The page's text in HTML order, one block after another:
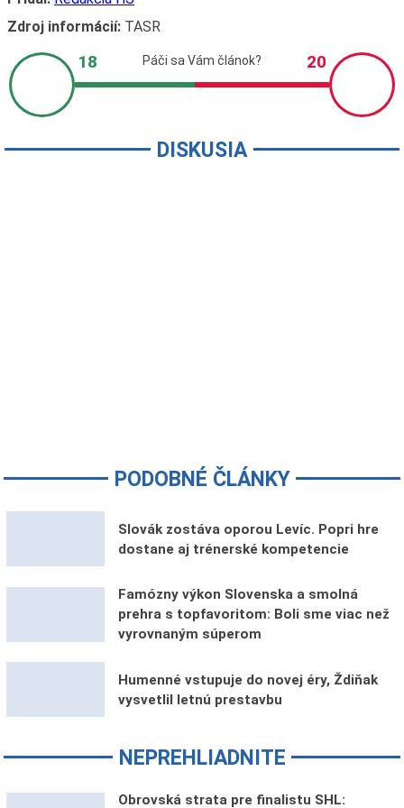
Zdroj informácií:TASR
DISKUSIA
PODOBNÉ ČLÁNKY
Slovák zostáva oporou Levíc. Popri hre
dostane aj trénerské kompetencie
Famózny výkon Slovenska a smolná
prehra s topfavoritom: Boli sme viac než
vyrovnaným súperom
Humenné vstupuje do novej éry, Ždiňak
vysvetlil letnú prestavbu
NEPREHLIADNITE
Obrovská strata pre finalistu SHL: